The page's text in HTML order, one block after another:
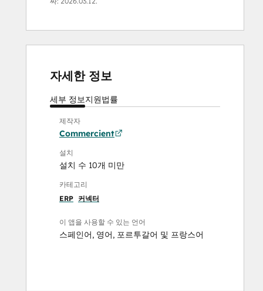
자세한 정보
세부 정보지원법률
제작자
Commercient
설치
설치 수 10개 미만
카테고리
ERP 커넥터
이 앱을 사용할 수 있는 언어
스페인어, 영어, 포르투갈어 및 프랑스어